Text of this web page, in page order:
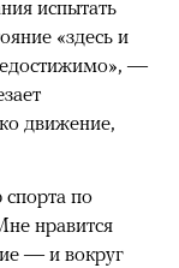
испытать
«здесь и
—
движение,
по
нравится
— и вокруг